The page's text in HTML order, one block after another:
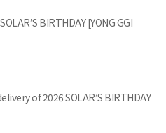
BIRTHDAY [YONG GGI
of 2026 SOLAR’S BIRTHDAY